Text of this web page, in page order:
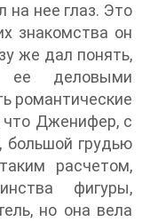
на нее глаз. Это
знакомства он
же дал понять,
ее деловыми
романтические
Дженифер, с
большой грудью
расчетом,
фигуры,
но она вела